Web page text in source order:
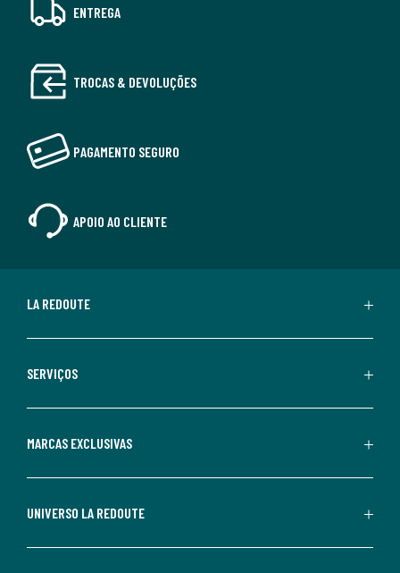
ENTREGA
TROCAS & DEVOLUÇÕES
PAGAMENTO SEGURO
APOIO AO CLIENTE
LA REDOUTE
SERVIÇOS
MARCAS EXCLUSIVAS
UNIVERSO LA REDOUTE